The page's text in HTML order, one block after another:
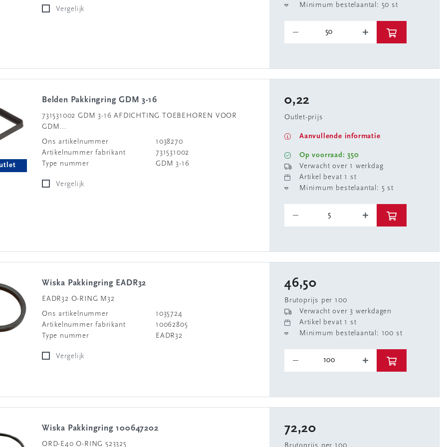
Vergelijk
Minimum bestelaantal: 50 st
Belden Pakkingring GDM 3-16
731531002 GDM 3-16 AFDICHTING TOEBEHOREN VOOR
GDM...
Ons artikelnummer
1038270
Artikelnummer fabrikant
731531002
Type nummer
GDM 3-16
Vergelijk
0,22
Outlet-prijs
Aanvullende informatie
Op voorraad: 350
Verwacht over 1 werkdag
Artikel bevat 1 st
Minimum bestelaantal: 5 st
Wiska Pakkingring EADR32
EADR32 O-RING M32
Ons artikelnummer
1035724
Artikelnummer fabrikant
10062805
Type nummer
EADR32
Vergelijk
46,50
Brutoprijs per 100
Verwacht over 3 werkdagen
Artikel bevat 1 st
Minimum bestelaantal: 100 st
Wiska Pakkingring 100647202
ORD-E40 O-RING 523325
72,20